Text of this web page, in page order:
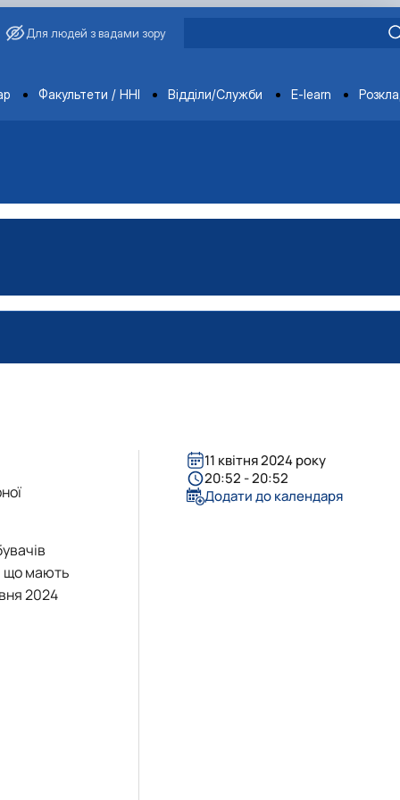
Для людей з вадами зору
Факультети / ННІ Відділи/Служби E-learn
що мають
2024
11 квітня 2024 року
20:52 - 20:52
Додати до календаря